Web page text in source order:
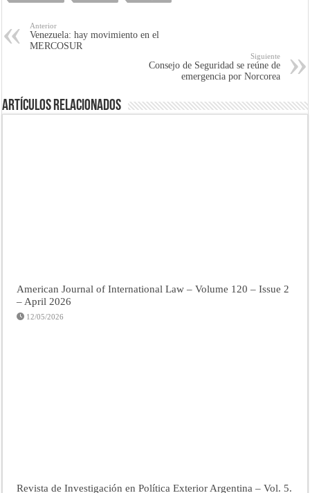
Anterior
Venezuela: hay movimiento en el
MERCOSUR
Siguiente
Consejo de Seguridad se reúne de
emergencia por Norcorea
Artículos Relacionados
American Journal of International Law – Volume 120 – Issue 2
– April 2026
12/05/2026
Revista de Investigación en Política Exterior Argentina – Vol. 5.